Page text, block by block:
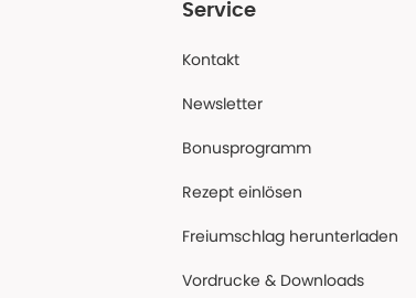
Service
Kontakt
Newsletter
Bonusprogramm
Rezept einlösen
Freiumschlag herunterladen
Vordrucke & Downloads